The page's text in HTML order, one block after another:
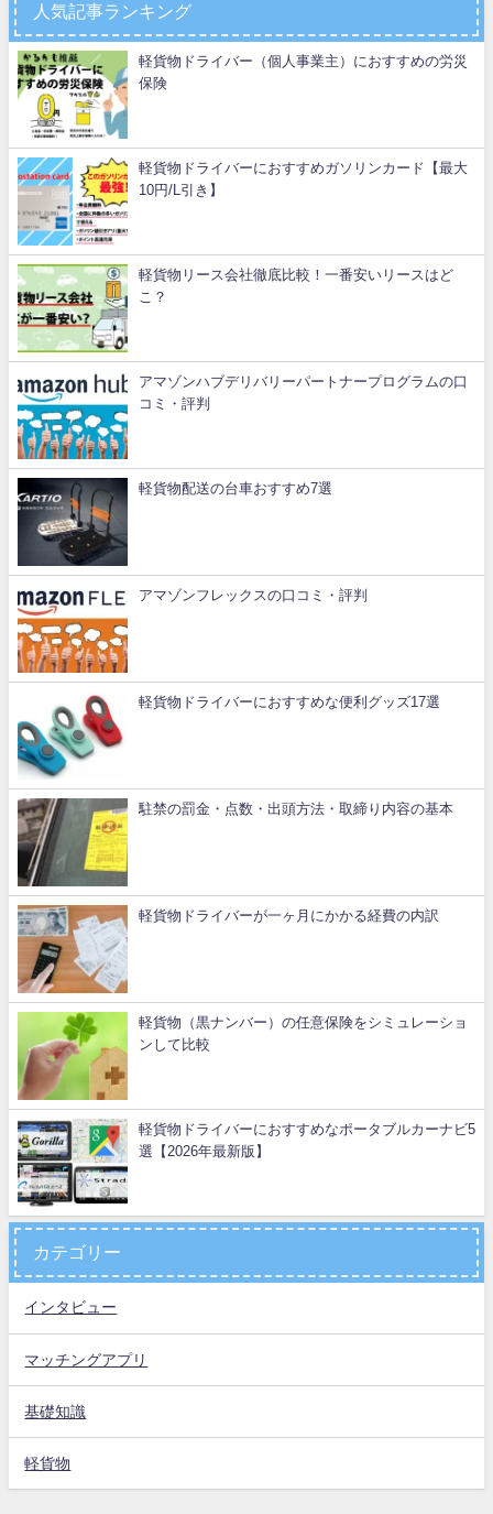
人気記事ランキング
軽貨物ドライバー（個人事業主）におすすめの労災
保険
軽貨物ドライバーにおすすめガソリンカード【最大
10円/L引き】
軽貨物リース会社徹底比較！一番安いリースはど
こ？
アマゾンハブデリバリーパートナープログラムの口
コミ・評判
軽貨物配送の台車おすすめ7選
アマゾンフレックスの口コミ・評判
軽貨物ドライバーにおすすめな便利グッズ17選
駐禁の罰金・点数・出頭方法・取締り内容の基本
軽貨物ドライバーが一ヶ月にかかる経費の内訳
軽貨物（黒ナンバー）の任意保険をシミュレーショ
ンして比較
軽貨物ドライバーにおすすめなポータブルカーナビ5
選【2026年最新版】
カテゴリー
インタビュー
マッチングアプリ
基礎知識
軽貨物